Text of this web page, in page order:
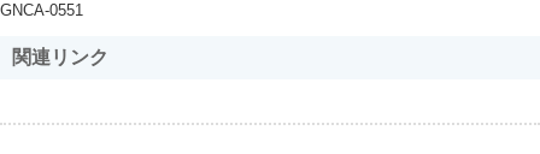
GNCA-0551
関連リンク